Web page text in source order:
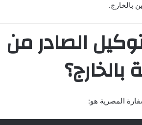
بالخارج.
الصادر من
المصرية هو: